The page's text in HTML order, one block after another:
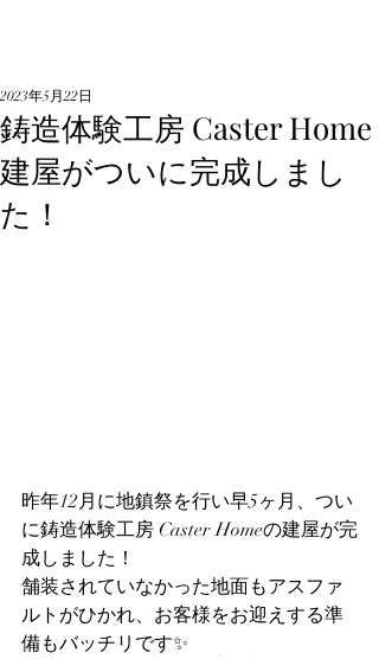
鋳造体験工房 Caster Home
建屋がついに完成しまし
た！
2023年5月22日
昨年12月に地鎮祭を行い早5ヶ月、つい
に鋳造体験工房 Caster Homeの建屋が完
成しました！
舗装されていなかった地面もアスファ
ルトがひかれ、お客様をお迎えする準
備もバッチリです✨